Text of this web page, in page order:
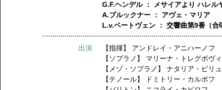
G.F.ヘンデル ： メサイアより ハレル
A.ブルックナー ： アヴェ・マリア
L.v.ベートヴェン ： 交響曲第9番（
出演 【指揮】 アンドレイ・アニハーノフ
【ソプラノ】 マリーナ・トレグボヴ
【メゾ・ソプラノ】ナタリア・ビリ
【テノール】
ドミトリー・カルポフ